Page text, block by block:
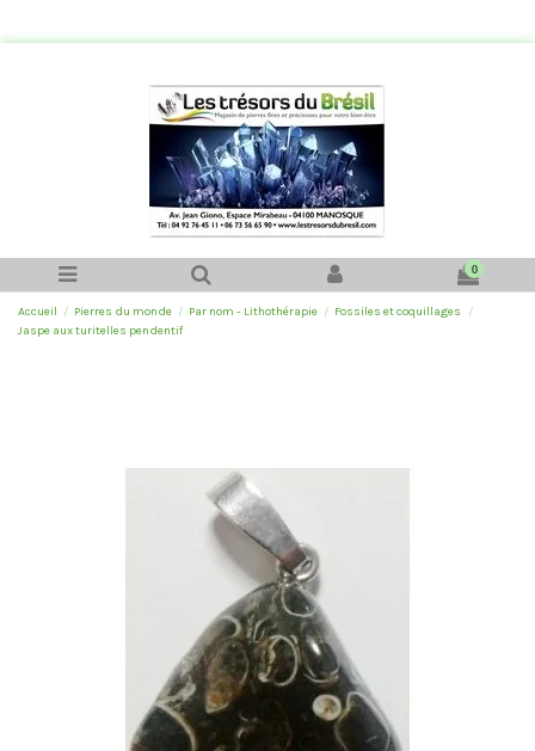
0
Accueil Pierres du monde Par nom - Lithothérapie
Fossiles et coquillages
Jaspe aux turitelles pendentif